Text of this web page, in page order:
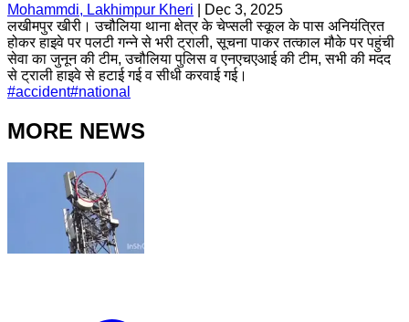
Mohammdi, Lakhimpur Kheri
Dec 3, 2025
लखीमपुर खीरी। उचौलिया थाना क्षेत्र के चेप्सली स्कूल के पास अनियंत्रित
होकर हाइवे पर पलटी गन्ने से भरी ट्राली, सूचना पाकर तत्काल मौके पर पहुंची
सेवा का जुनून की टीम, उचौलिया पुलिस व एनएचएआई की टीम, सभी की मदद
से ट्राली हाइवे से हटाई गई व सीधी करवाई गई।
#accident#national
MORE NEWS